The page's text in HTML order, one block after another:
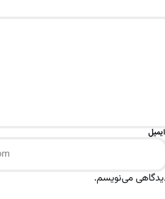
ایمیل
می‌نویسم.